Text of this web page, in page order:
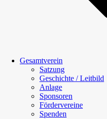
Gesamtverein
Satzung
Geschichte / Leitbild
Anlage
Sponsoren
Fördervereine
Spenden